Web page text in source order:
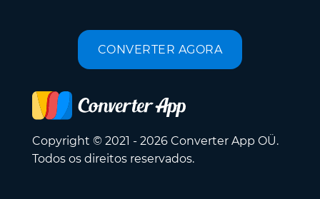
CONVERTER AGORA
Copyright © 2021 - 2026 Converter App OÜ.
Todos os direitos reservados.